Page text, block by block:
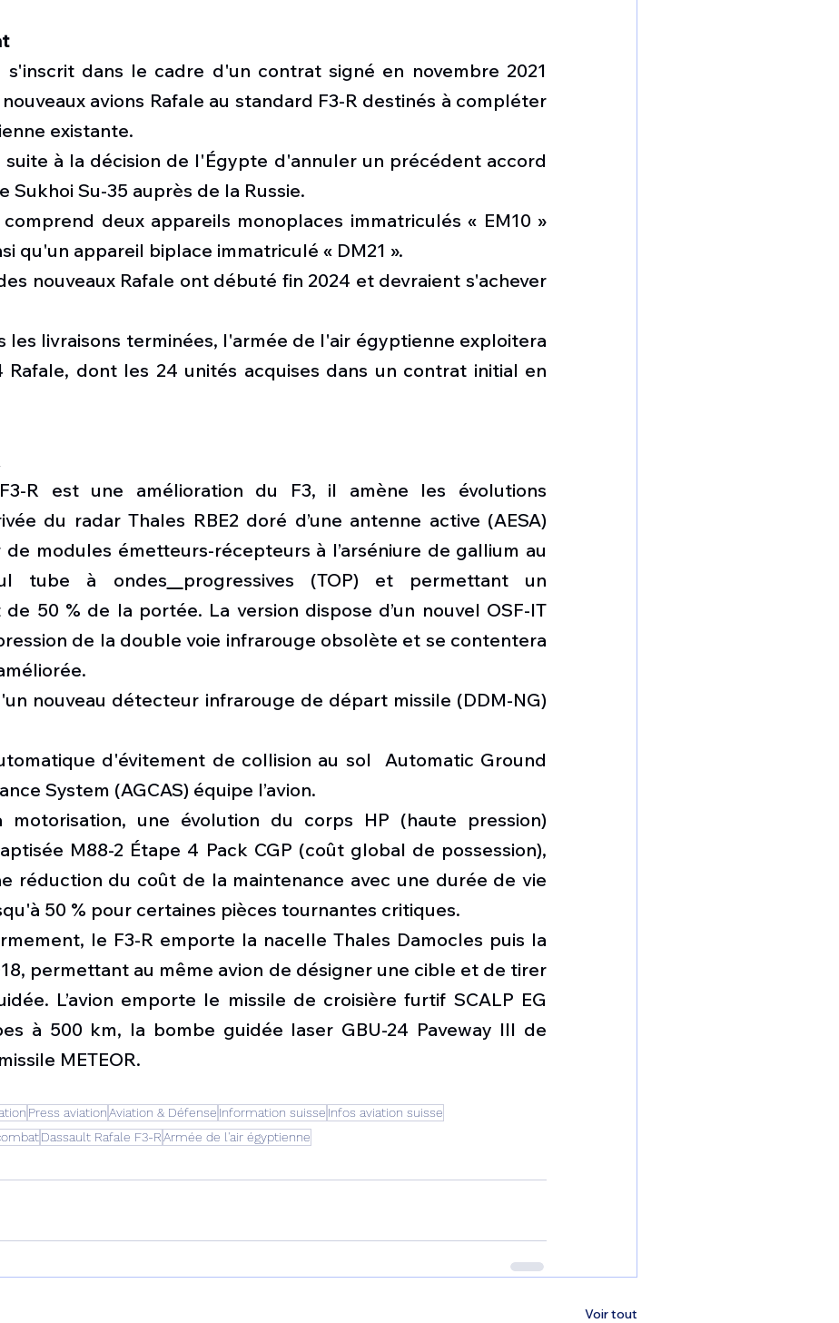
s'inscrit dans le cadre d'un contrat signé en novembre 2021
avions Rafale au standard F3-R destinés à compléter
existante.
à la décision de l'Égypte d'annuler un précédent accord
Sukhoi Su-35 auprès de la Russie.
deux appareils monoplaces immatriculés « EM10 »
qu'un appareil biplace immatriculé « DM21 ».
nouveaux Rafale ont débuté fin 2024 et devraient s'achever
les livraisons terminées, l'armée de l'air égyptienne exploitera
dont les 24 unités acquises dans un contrat initial en
R est une amélioration du F3, il amène les évolutions
du radar Thales RBE2 doré d’une antenne active (AESA)
modules émetteurs-récepteurs à l’arséniure de gallium au
tube à ondes
progressives (TOP) et permettant un
50 % de la portée. La version dispose d’un nouvel OSF-IT
de la double voie infrarouge obsolète et se contentera
nouveau détecteur infrarouge de départ missile (DDM-NG)
d'évitement de collision au sol Automatic Ground
System (AGCAS) équipe l’avion.
motorisation, une évolution du corps HP (haute pression)
M88-2 Étape 4 Pack CGP (coût global de possession),
réduction du coût de la maintenance avec une durée de vie
50 % pour certaines pièces tournantes critiques.
le F3-R emporte la nacelle Thales Damocles puis la
permettant au même avion de désigner une cible et de tirer
L’avion emporte le missile de croisière furtif SCALP EG
à 500 km, la bombe guidée laser GBU-24 Paveway III de
METEOR.
Press aviationAviation & Défense Information suisse Infos aviation suisse
Dassault Rafale F3-RArmée de l'air égyptienne
Voir tout